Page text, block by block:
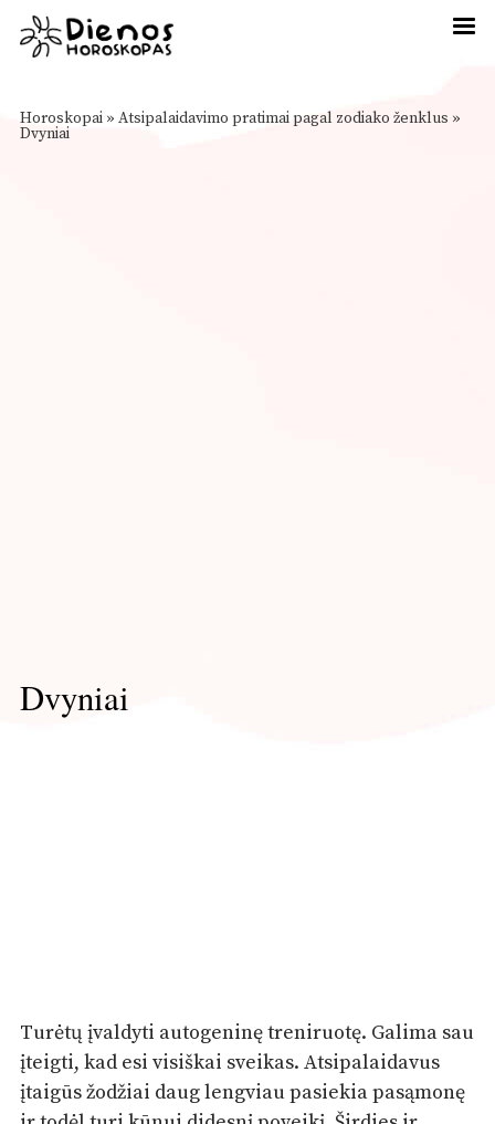
Horoskopai » Atsipalaidavimo pratimai pagal zodiako ženklus »
Dvyniai
Dvyniai
Turėtų įvaldyti autogeninę treniruotę. Galima sau
įteigti, kad esi visiškai sveikas. Atsipalaidavus
įtaigūs žodžiai daug lengviau pasiekia pasąmonę